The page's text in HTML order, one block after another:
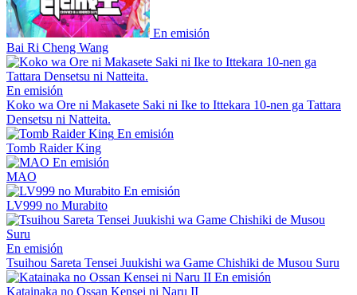
En emisión
Bai Ri Cheng Wang
En emisión
Koko wa Ore ni Makasete Saki ni Ike to Ittekara 10-nen ga Tattara
Densetsu ni Natteita.
En emisión
Tomb Raider King
En emisión
MAO
En emisión
LV999 no Murabito
En emisión
Tsuihou Sareta Tensei Juukishi wa Game Chishiki de Musou Suru
En emisión
Katainaka no Ossan Kensei ni Naru II